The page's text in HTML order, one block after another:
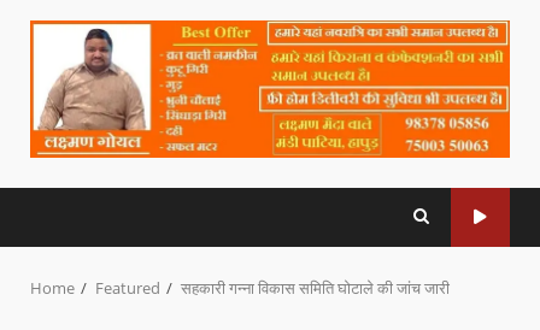
Home Featured सहकारी गन्ना विकास समिति घोटाले की जांच जारी